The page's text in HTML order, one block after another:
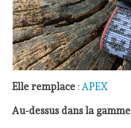
Elle remplace : APEX
Au-dessus dans la gamme